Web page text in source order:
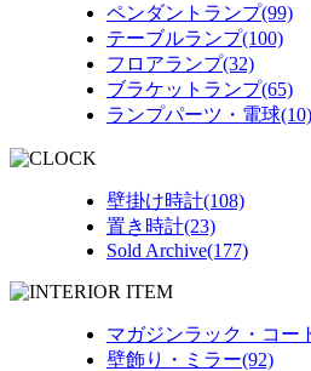
ペンダントランプ(99)
テーブルランプ(100)
フロアランプ(32)
ブラケットランプ(65)
ランプパーツ・電球(10)
壁掛け時計(108)
置き時計(23)
Sold Archive(177)
マガジンラック・コー
壁飾り・ミラー(92)